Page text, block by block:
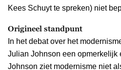
Kees Schuyt te spreken) niet
Origineel standpunt
In het debat over het
Julian Johnson een opmerkelijk
Johnson ziet modernisme niet